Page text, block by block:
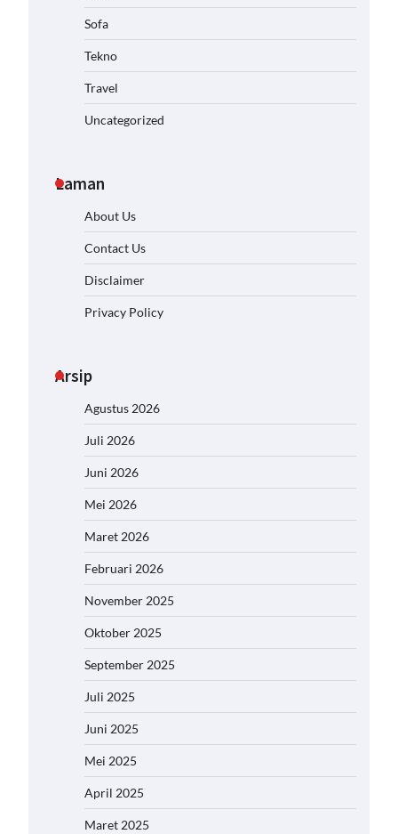
Sofa
Tekno
Travel
Uncategorized
Laman
About Us
Contact Us
Disclaimer
Privacy Policy
Arsip
Agustus 2026
Juli 2026
Juni 2026
Mei 2026
Maret 2026
Februari 2026
November 2025
Oktober 2025
September 2025
Juli 2025
Juni 2025
Mei 2025
April 2025
Maret 2025